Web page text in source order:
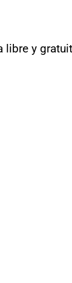
libre y